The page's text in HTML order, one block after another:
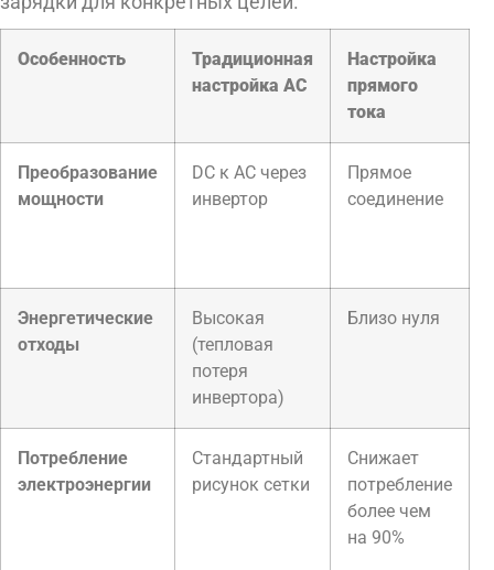
Особенность
Традиционная
настройка AC
Настройка
прямого
тока
Преобразование
мощности
DC к AC через
инвертор
Прямое
соединение
Энергетические
отходы
Высокая
(тепловая
потеря
инвертора)
Близо нуля
Потребление
электроэнергии
Стандартный
рисунок сетки
Снижает
потребление
более чем
на 90%